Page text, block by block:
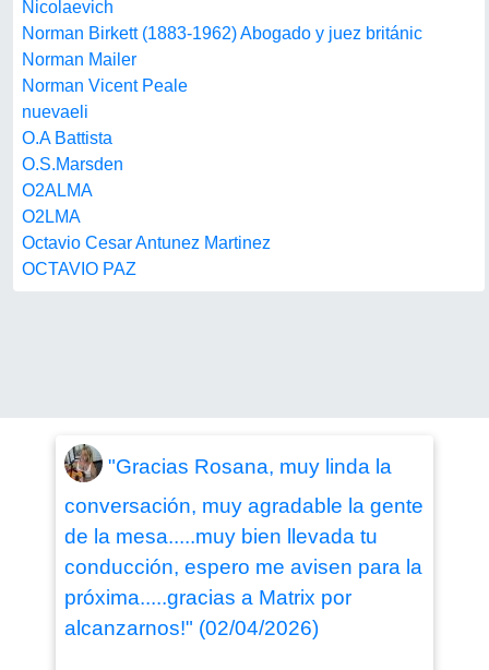
Nicolaevich
Norman Birkett (1883-1962) Abogado y juez británic
Norman Mailer
Norman Vicent Peale
nuevaeli
O.A Battista
O.S.Marsden
O2ALMA
O2LMA
Octavio Cesar Antunez Martinez
OCTAVIO PAZ
"Gracias Rosana, muy linda la
conversación, muy agradable la gente
de la mesa.....muy bien llevada tu
conducción, espero me avisen para la
próxima.....gracias a Matrix por
alcanzarnos!" (02/04/2026)